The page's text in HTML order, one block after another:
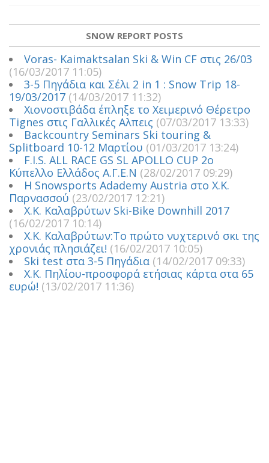
SNOW REPORT POSTS
Voras- Kaimaktsalan Ski & Win CF στις 26/03
(16/03/2017 11:05)
3-5 Πηγάδια και Σέλι 2 in 1 : Snow Trip 18-
19/03/2017 (14/03/2017 11:32)
Χιονοστιβάδα έπληξε το Χειμερινό Θέρετρο
Tignes στις Γαλλικές Αλπεις (07/03/2017 13:33)
Backcountry Seminars Ski touring &
Splitboard 10-12 Μαρτίου (01/03/2017 13:24)
F.I.S. ALL RACE GS SL APOLLO CUP 2ο
Κύπελλο Ελλάδος Α.Γ.Ε.Ν (28/02/2017 09:29)
Η Snowsports Adademy Austria στο Χ.Κ.
Παρνασσού (23/02/2017 12:21)
Χ.Κ. Καλαβρύτων Ski-Bike Downhill 2017
(16/02/2017 10:14)
Χ.Κ. Καλαβρύτων:Το πρώτο νυχτερινό σκι της
χρονιάς πλησιάζει! (16/02/2017 10:05)
Ski test στα 3-5 Πηγάδια (14/02/2017 09:33)
Χ.Κ. Πηλίου-προσφορά ετήσιας κάρτα στα 65
ευρώ! (13/02/2017 11:36)